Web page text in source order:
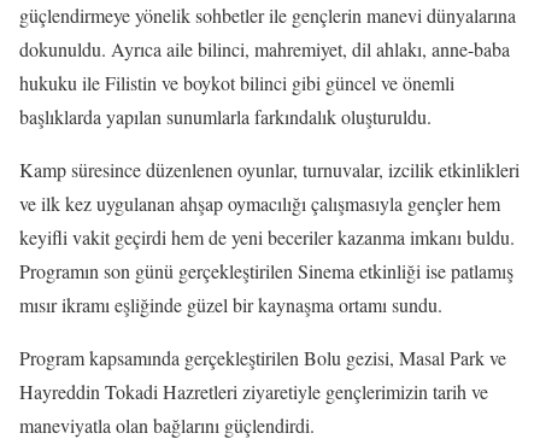
güçlendirmeye yönelik sohbetler ile gençlerin manevi dünyalarına
dokunuldu. Ayrıca aile bilinci, mahremiyet, dil ahlakı, anne-baba
hukuku ile Filistin ve boykot bilinci gibi güncel ve önemli
başlıklarda yapılan sunumlarla farkındalık oluşturuldu.
Kamp süresince düzenlenen oyunlar, turnuvalar, izcilik etkinlikleri
ve ilk kez uygulanan ahşap oymacılığı çalışmasıyla gençler hem
keyifli vakit geçirdi hem de yeni beceriler kazanma imkanı buldu.
Programın son günü gerçekleştirilen Sinema etkinliği ise patlamış
mısır ikramı eşliğinde güzel bir kaynaşma ortamı sundu.
Program kapsamında gerçekleştirilen Bolu gezisi, Masal Park ve
Hayreddin Tokadi Hazretleri ziyaretiyle gençlerimizin tarih ve
maneviyatla olan bağlarını güçlendirdi.